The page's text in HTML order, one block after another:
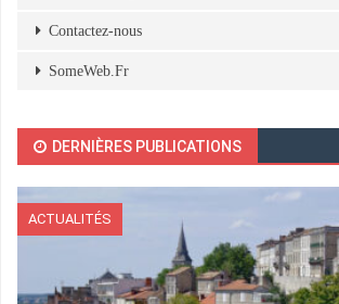
Contactez-nous
SomeWeb.Fr
DERNIÈRES PUBLICATIONS
ACTUALITÉS